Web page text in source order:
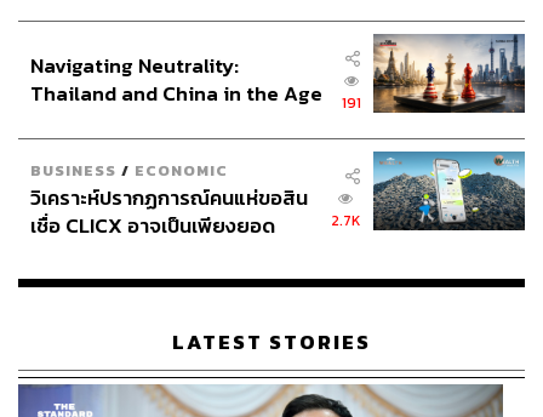
Navigating Neutrality:
Thailand and China in the Age
191
BUSINESS / ECONOMIC
วิเคราะห์ปรากฏการณ์คนแห่ขอสิน
เชื่อ CLICX อาจเป็นเพียงยอด
เรือนไทยที่ถูกซุกไว้
2.7K
LATEST STORIES